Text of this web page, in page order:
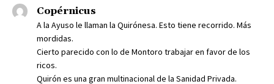
Copérnicus
A la Ayuso le llaman la Quirónesa. Esto tiene recorrido. Más
mordidas.
Cierto parecido con lo de Montoro trabajar en favor de los
ricos.
Quirón es una gran multinacional de la Sanidad Privada.